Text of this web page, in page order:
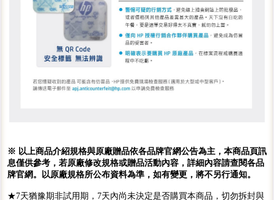
※ 以上商品介紹規格與原廠贈品依各品牌官網公告為主，本商品頁訊
息僅供參考，若原廠修改規格或贈品活動內容，詳細內容請查閱各品
牌官網。以原廠規格所公布資料為準，如有變更，將不另行通知。
★7天猶豫期非試用期，7天內尚未決定是否購買本商品，切勿拆封與